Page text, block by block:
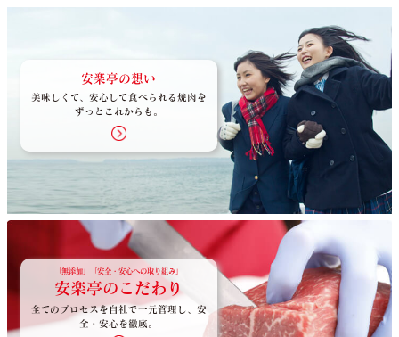
安楽亭の想い
美味しくて、安心して食べられる焼肉を
ずっとこれからも。
「無添加」「安全・安心への取り組み」
安楽亭のこだわり
全てのプロセスを自社で一元管理し、安
全・安心を徹底。